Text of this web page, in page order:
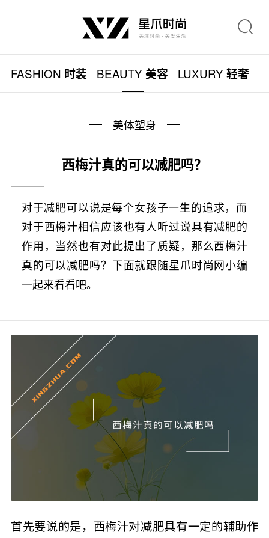
FASHION 时装 BEAUTY美容 LUXURY轻奢
美体塑身
西梅汁真的可以减肥吗？
对于减肥可以说是每个女孩子一生的追求，而
对于西梅汁相信应该也有人听过说具有减肥的
作用，当然也有对此提出了质疑，那么西梅汁
真的可以减肥吗？下面就跟随星爪时尚网小编
一起来看看吧。
首先要说的是，西梅汁对减肥具有一定的辅助作